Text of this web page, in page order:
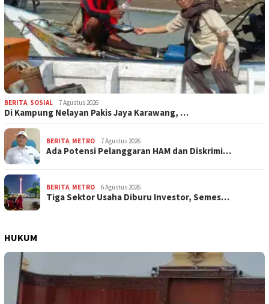
BERITA SOSIAL 7 Agustus 2026
Di Kampung Nelayan Pakis Jaya Karawang, …
BERITA METRO 7 Agustus 2026
Ada Potensi Pelanggaran HAM dan Diskrimi…
BERITA METRO 6 Agustus 2026
Tiga Sektor Usaha Diburu Investor, Semes…
HUKUM